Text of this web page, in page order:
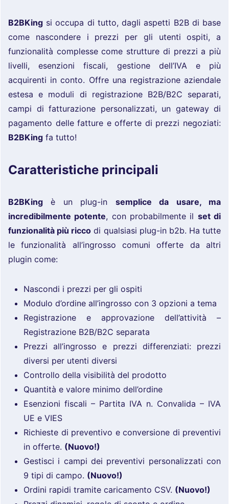
B2BKing si occupa di tutto, dagli aspetti B2B di base
come nascondere i prezzi per gli utenti ospiti, a
funzionalità complesse come strutture di prezzi a più
livelli, esenzioni fiscali, gestione dell’IVA e più
acquirenti in conto. Offre una registrazione aziendale
estesa e moduli di registrazione B2B/B2C separati,
campi di fatturazione personalizzati, un gateway di
pagamento delle fatture e offerte di prezzi negoziati:
B2BKing fa tutto!
Caratteristiche principali
B2BKing è un plug-in semplice da usare, ma
incredibilmente potente, con probabilmente il set di
funzionalità più ricco di qualsiasi plug-in b2b. Ha tutte
le funzionalità all’ingrosso comuni offerte da altri
plugin come:
Nascondi i prezzi per gli ospiti
Modulo d’ordine all’ingrosso con 3 opzioni a tema
Registrazione e approvazione dell’attività –
Registrazione B2B/B2C separata
Prezzi all’ingrosso e prezzi differenziati: prezzi
diversi per utenti diversi
Controllo della visibilità del prodotto
Quantità e valore minimo dell’ordine
Esenzioni fiscali – Partita IVA n. Convalida – IVA
UE e VIES
Richieste di preventivo e conversione di preventivi
in ​​offerte. (Nuovo!)
Gestisci i campi dei preventivi personalizzati con
9 tipi di campo. (Nuovo!)
Ordini rapidi tramite caricamento CSV. (Nuovo!)